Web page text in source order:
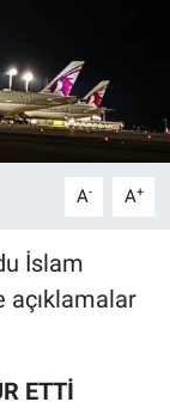
A- A+
İslam
açıklamalar
ETTİ